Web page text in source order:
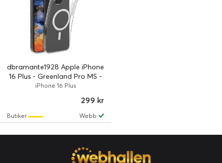
dbramante1928 Apple iPhone
16 Plus - Greenland Pro MS -
Clear
iPhone 16 Plus
299 kr
Webb
Butiker